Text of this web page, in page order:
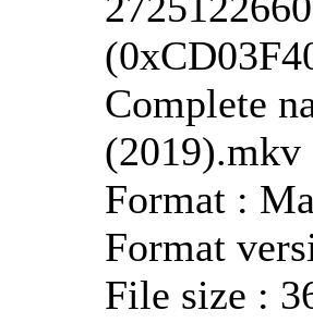
Complete
(2019).mkv
Format :
Format
File size :